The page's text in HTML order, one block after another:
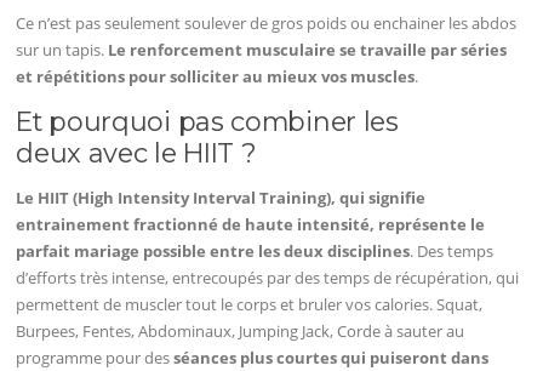
Ce n’est pas seulement soulever de gros poids ou enchainer les abdos
sur un tapis. Le renforcement musculaire se travaille par séries
et répétitions pour solliciter au mieux vos muscles.
Et pourquoi pas combiner les
deux avec le HIIT ?
Le HIIT (High Intensity Interval Training), qui signifie
entrainement fractionné de haute intensité, représente le
parfait mariage possible entre les deux disciplines. Des temps
d’efforts très intense, entrecoupés par des temps de récupération, qui
permettent de muscler tout le corps et bruler vos calories. Squat,
Burpees, Fentes, Abdominaux, Jumping Jack, Corde à sauter au
programme pour desséances plus courtes qui puiseront dans